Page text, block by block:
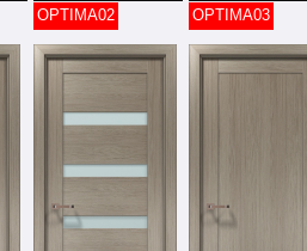
OPTIMA02 OPTIMA03